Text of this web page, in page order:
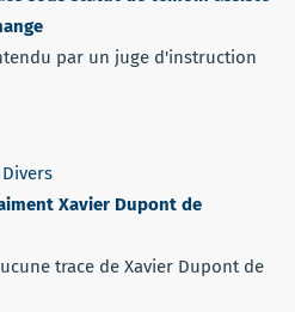
par un juge d'instruction
Divers
Xavier Dupont de
trace de Xavier Dupont de